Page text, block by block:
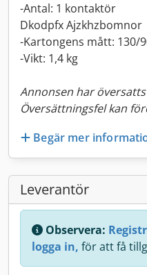
-Antal: 1 kontaktör
Dkodpfx Ajzkhzbomnor
-Kartongens mått: 130/
-Vikt: 1,4 kg
Annonsen har
Översättningsfel kan
Begär mer
Leverantör
Observera:
logga in, för att få